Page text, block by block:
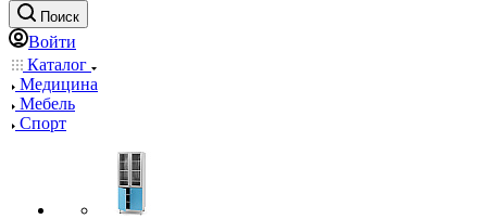
Поиск
Войти
Каталог
Медицина
Мебель
Спорт